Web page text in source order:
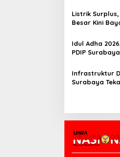
i
o
s
Listrik
Besar Kini
Idul Adha
PDIP
Infrastruktur
Surabaya